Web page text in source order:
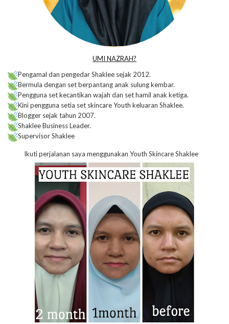
UMI NAZRAH?
Pengamal dan pengedar Shaklee sejak 2012.
Bermula dengan set berpantang anak sulung kembar.
Pengguna set kecantikan wajah dan set hamil anak ketiga.
Kini pengguna setia set skincare Youth keluaran Shaklee.
Blogger sejak tahun 2007.
Shaklee Business Leader.
Supervisor Shaklee
Ikuti perjalanan saya menggunakan Youth Skincare Shaklee